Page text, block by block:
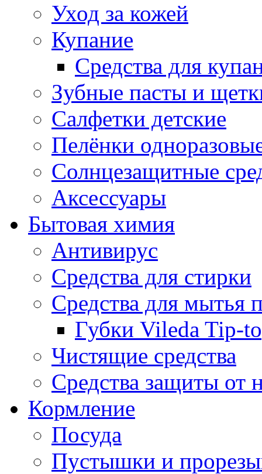
Уход за кожей
Купание
Средства для
Зубные пасты и
Салфетки детские
Пелёнки
Солнцезащитные
Аксессуары
Бытовая химия
Антивирус
Средства для стирки
Средства для мытья
Губки Vileda Tip-
Чистящие средства
Средства защиты от
Кормление
Посуда
Пустышки и